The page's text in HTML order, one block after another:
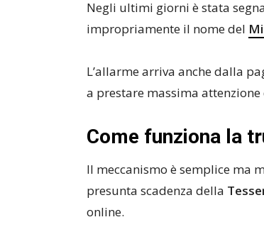
Negli ultimi giorni è stata
impropriamente il nome del
L’allarme arriva anche dalla
a prestare massima
Come funziona la
Il meccanismo è semplice ma
presunta scadenza della
online.